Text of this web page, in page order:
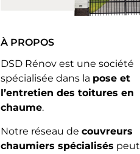
À PROPOS
DSD Rénov est une société
spécialisée dans la pose et
l’entretien des toitures en
chaume.
Notre réseau decouvreurs
chaumiers spécialisés peut